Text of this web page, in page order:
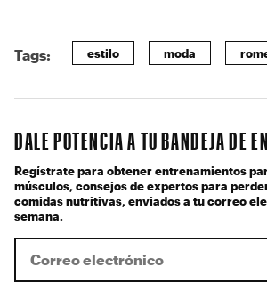
Tags: estilo moda
DALE POTENCIA A TU BANDEJA DE
Regístrate para obtener entrenamientos
músculos, consejos de expertos para
comidas nutritivas, enviados a tu correo
semana.